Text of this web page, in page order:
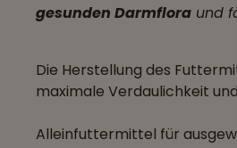
gesunden Darmflora und
Die Herstellung des
maximale Verdaulichkeit
Alleinfuttermittel für